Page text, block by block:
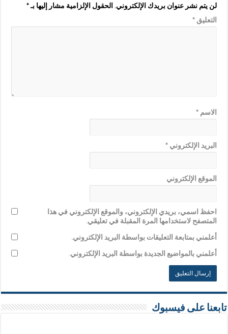
لن يتم نشر عنوان بريدك الإلكتروني. الحقول الإلزامية مشار إليها بـ*
التعليق*
الاسم*
البريد الإلكتروني*
الموقع الإلكتروني
احفظ اسمي، بريدي الإلكتروني، والموقع الإلكتروني في هذا
المتصفح لاستخدامها المرة المقبلة في تعليقي.
أعلمني بمتابعة التعليقات بواسطة البريد الإلكتروني.
أعلمني بالمواضيع الجديدة بواسطة البريد الإلكتروني.
تابعنا على فيسبوك